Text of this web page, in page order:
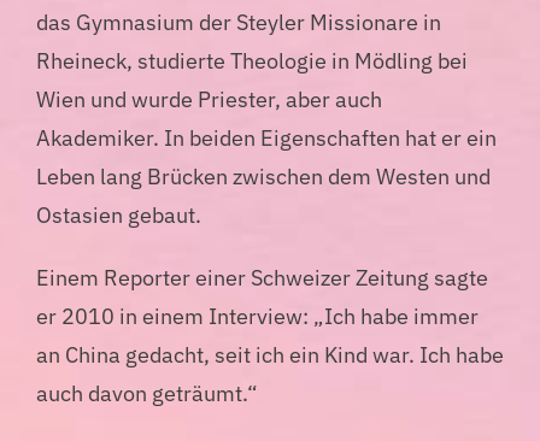
das Gymnasium der Steyler Missionare in
Rheineck, studierte Theologie in Mödling bei
Wien und wurde Priester, aber auch
Akademiker. In beiden Eigenschaften hat er ein
Leben lang Brücken zwischen dem Westen und
Ostasien gebaut.
Einem Reporter einer Schweizer Zeitung sagte
er 2010 in einem Interview: „Ich habe immer
an China gedacht, seit ich ein Kind war. Ich habe
auch davon geträumt.“